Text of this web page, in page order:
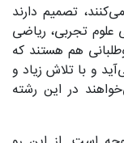
تصمیم دارند
علوم تجربی، ریاضی
هم هستند که
و با تلاش زیاد و
در این رشته